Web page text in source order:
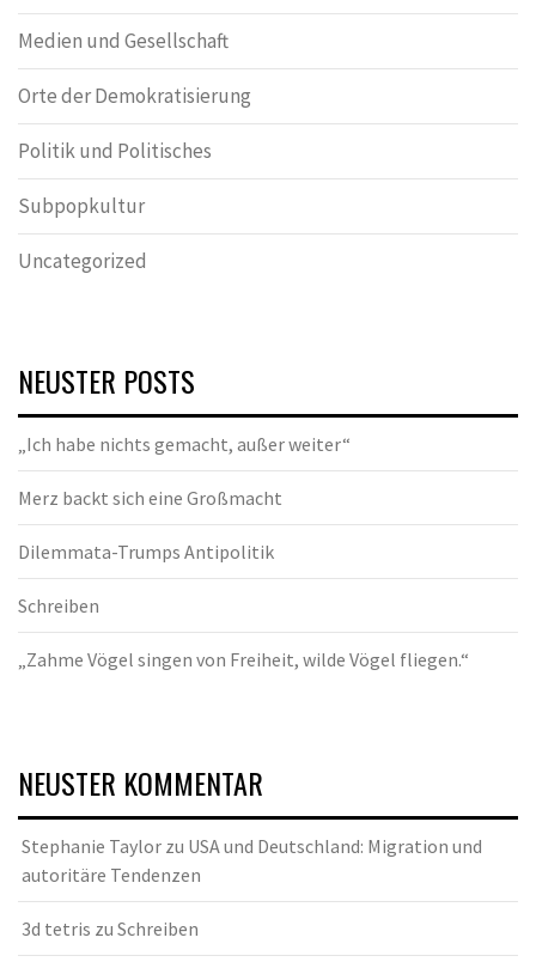
Medien und Gesellschaft
Orte der Demokratisierung
Politik und Politisches
Subpopkultur
Uncategorized
NEUSTER POSTS
„Ich habe nichts gemacht, außer weiter“
Merz backt sich eine Großmacht
Dilemmata-Trumps Antipolitik
Schreiben
„Zahme Vögel singen von Freiheit, wilde Vögel fliegen.“
NEUSTER KOMMENTAR
Stephanie Taylor zu USA und Deutschland: Migration und
autoritäre Tendenzen
3d tetris zu Schreiben